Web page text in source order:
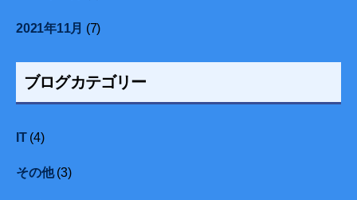
2021年11月 (7)
ブログカテゴリー
IT(4)
その他(3)